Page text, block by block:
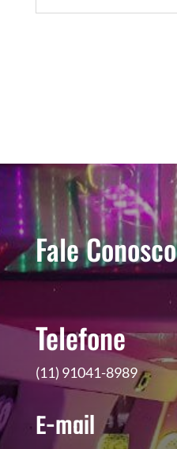
Fale Conosco
Telefone
(11) 91041-8989
E-mail